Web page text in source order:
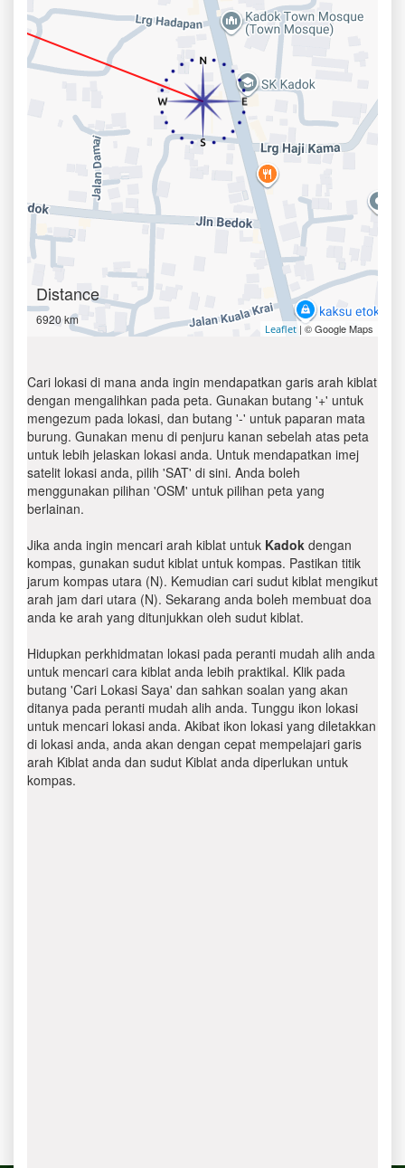
Distance
6920 km
Leaflet | © Google Maps
Cari lokasi di mana anda ingin mendapatkan garis arah kiblat
dengan mengalihkan pada peta. Gunakan butang '+' untuk
mengezum pada lokasi, dan butang '-' untuk paparan mata
burung. Gunakan menu di penjuru kanan sebelah atas peta
untuk lebih jelaskan lokasi anda. Untuk mendapatkan imej
satelit lokasi anda, pilih 'SAT' di sini. Anda boleh
menggunakan pilihan 'OSM' untuk pilihan peta yang
berlainan.
Jika anda ingin mencari arah kiblat untuk Kadok dengan
kompas, gunakan sudut kiblat untuk kompas. Pastikan titik
jarum kompas utara (N). Kemudian cari sudut kiblat mengikut
arah jam dari utara (N). Sekarang anda boleh membuat doa
anda ke arah yang ditunjukkan oleh sudut kiblat.
Hidupkan perkhidmatan lokasi pada peranti mudah alih anda
untuk mencari cara kiblat anda lebih praktikal. Klik pada
butang 'Cari Lokasi Saya' dan sahkan soalan yang akan
ditanya pada peranti mudah alih anda. Tunggu ikon lokasi
untuk mencari lokasi anda. Akibat ikon lokasi yang diletakkan
di lokasi anda, anda akan dengan cepat mempelajari garis
arah Kiblat anda dan sudut Kiblat anda diperlukan untuk
kompas.